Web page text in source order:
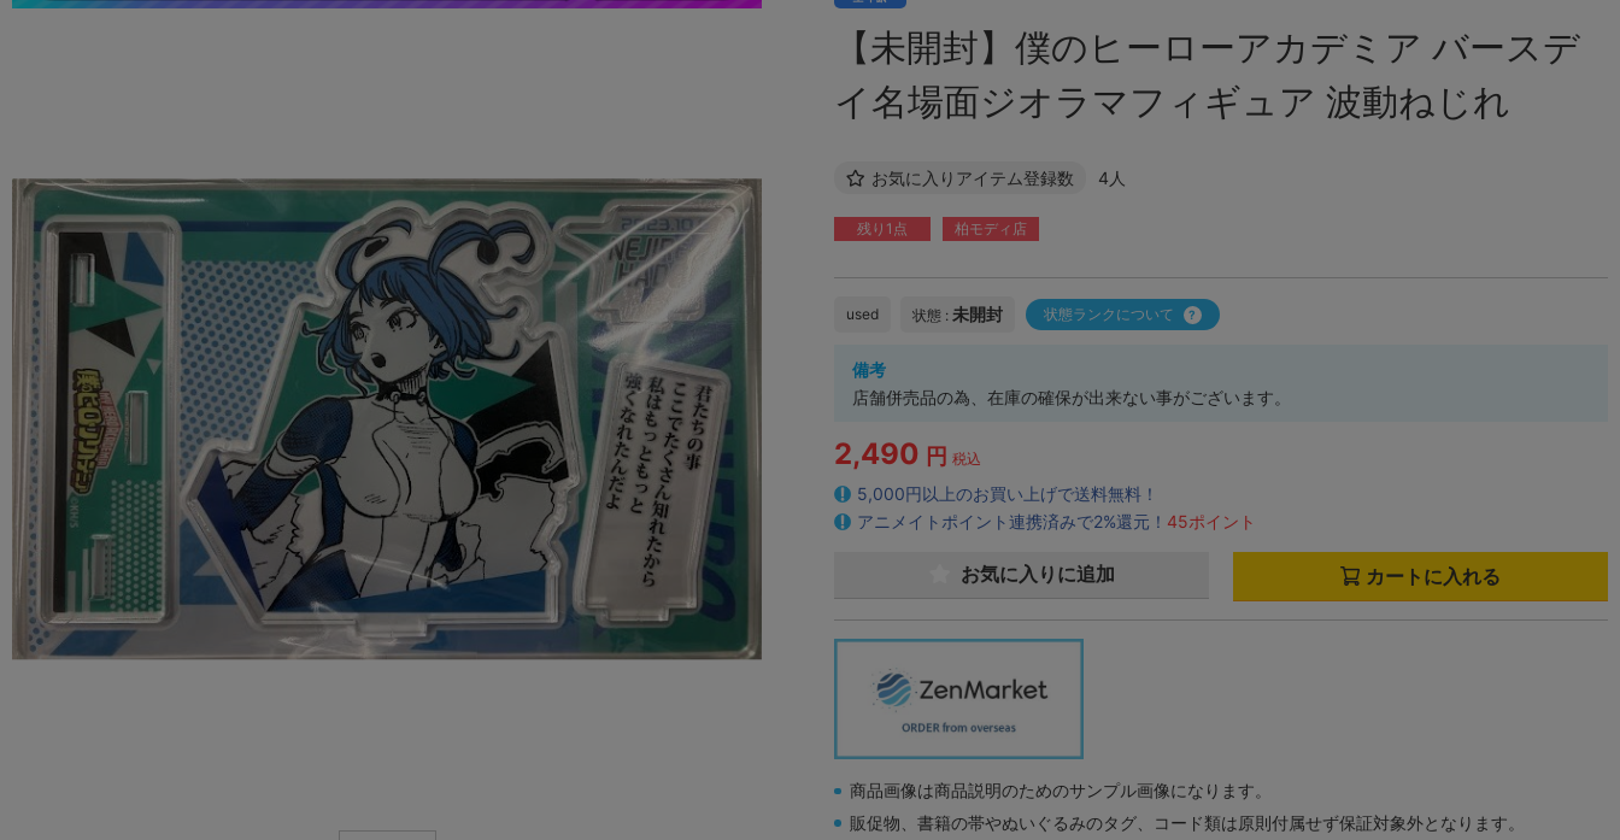
【未開封】僕のヒーローアカデミア バースデ
イ名場面ジオラマフィギュア 波動ねじれ
お気に入りアイテム登録数 4人
残り1点 柏モディ店
used 状態 : 未開封 状態ランクについて
備考
店舗併売品の為、在庫の確保が出来ない事がございます。
2,490 円 税込
5,000円以上のお買い上げで送料無料！
アニメイトポイント連携済みで2%還元！ 45ポイント
カートに入れる
お気に入りに追加
商品画像は商品説明のためのサンプル画像になります。
販促物、書籍の帯やぬいぐるみのタグ、コード類は原則付属せず保証対象外となります。